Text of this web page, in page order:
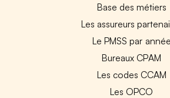
Base des métiers
Les assureurs
Le PMSS par année
Bureaux CPAM
Les codes CCAM
Les OPCO